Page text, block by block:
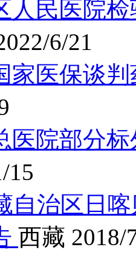
人民医院
6/21
家医保谈
医院部分
15
自治区日
西藏 2018/